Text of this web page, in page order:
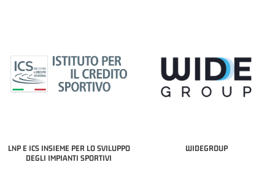
LNP E ICS INSIEME PER LO SVILUPPO
DEGLI IMPIANTI SPORTIVI
WIDEGROUP